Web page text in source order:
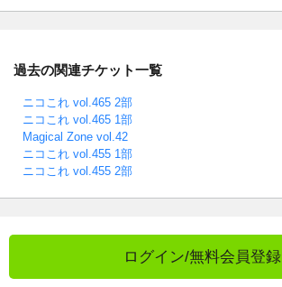
過去の関連チケット一覧
ニコこれ vol.465 2部
ニコこれ vol.465 1部
Magical Zone vol.42
ニコこれ vol.455 1部
ニコこれ vol.455 2部
ログイン/無料会員登録